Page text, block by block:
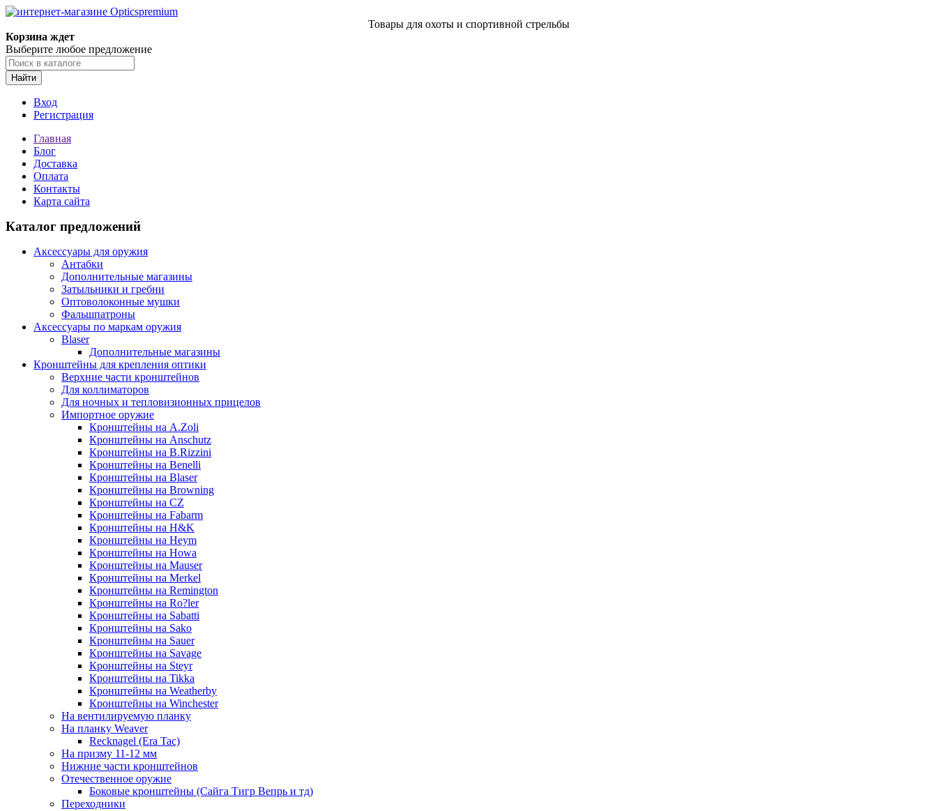
Товары для охоты и спортивной стрельбы
Корзина ждет
Выберите любое предложение
Найти
Вход
Регистрация
Главная
Блог
Доставка
Оплата
Контакты
Карта сайта
Каталог предложений
Аксессуары для оружия
Антабки
Дополнительные магазины
Затыльники и гребни
Оптоволоконные мушки
Фальшпатроны
Аксессуары по маркам оружия
Blaser
Дополнительные магазины
Кронштейны для крепления оптики
Верхние части кронштейнов
Для коллиматоров
Для ночных и тепловизионных прицелов
Импортное оружие
Кронштейны на A.Zoli
Кронштейны на Anschutz
Кронштейны на B.Rizzini
Кронштейны на Benelli
Кронштейны на Blaser
Кронштейны на Browning
Кронштейны на CZ
Кронштейны на Fabarm
Кронштейны на H&K
Кронштейны на Heym
Кронштейны на Howa
Кронштейны на Mauser
Кронштейны на Merkel
Кронштейны на Remington
Кронштейны на Ro?ler
Кронштейны на Sabatti
Кронштейны на Sako
Кронштейны на Sauer
Кронштейны на Savage
Кронштейны на Steyr
Кронштейны на Tikka
Кронштейны на Weatherby
Кронштейны на Winchester
На вентилируемую планку
На планку Weaver
Recknagel (Era Tac)
На призму 11-12 мм
Нижние части кронштейнов
Отечественное оружие
Боковые кронштейны (Сайга Тигр Вепрь и тд)
Переходники